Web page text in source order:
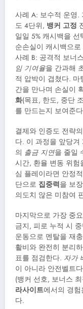
사례 A: 보수적 운영.
도 4단위, 뱅커 고정
일일 5% 캐시백을
순손실이 캐시백으
사례 B: 공격적 보너
임 기여율을 간과해
적 압박이 겹쳤다.
간을 만나며 손실이
화(목표, 한도, 중단
를 만드는지 보여준
결제와 인증도 전략
다. 이 과정을 앞당
의 출금 지연을 줄일
시간, 환율 변동 위험
심 플레이라면 안정
단으로 집중력을 보
의도치 않은 미참여
마지막으로 가장 중
금지, 피로 누적 시
운동으로 멘탈을 재
활비와 완전히 분리
표를 점검한다. 자가
이 아니라 안전벨트
(뱅커 선호, 보너스
라사이트에서의 경
다.